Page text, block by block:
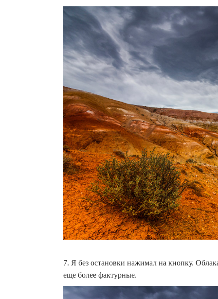
7. Я без остановки нажимал на кнопку.
еще более фактурные.